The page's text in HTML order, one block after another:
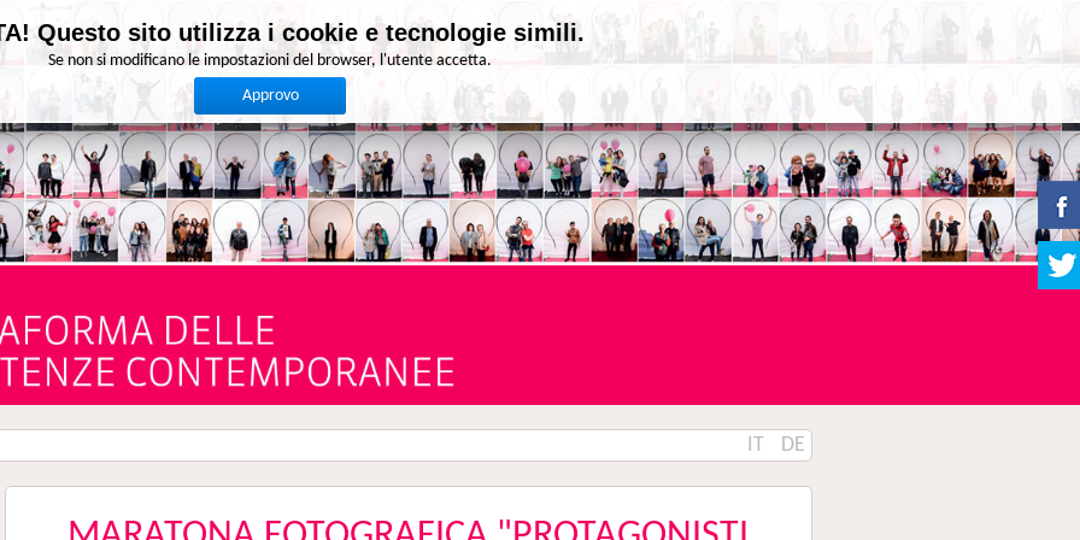
IT DE
Questo sito utilizza i cookie e tecnologie simili.
Se non si modificano le impostazioni del browser, l'utente accetta.
Approvo